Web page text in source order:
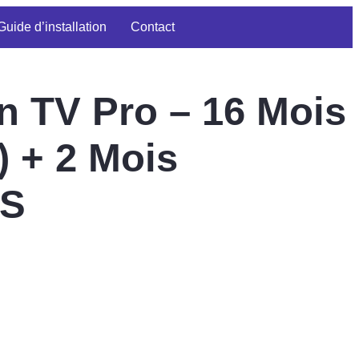
d’installation Contact
TV Pro – 16 Mois
+ 2 Mois